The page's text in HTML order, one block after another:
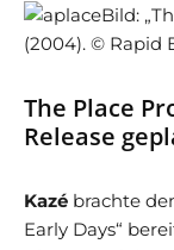
Bild:
(2004). © Rapid
The Place
Release
Kazé brachte
Early Days“